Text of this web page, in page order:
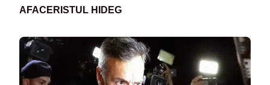
AFACERISTUL HIDEG